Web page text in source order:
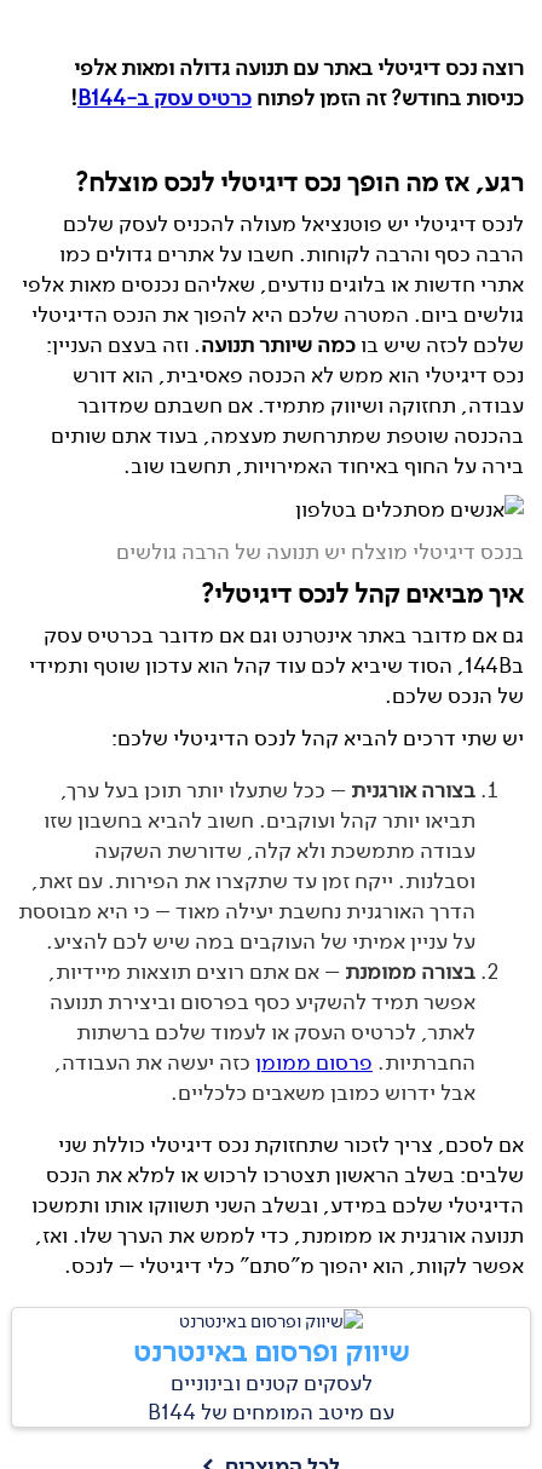
רוצה נכס דיגיטלי באתר עם תנועה גדולה ומאות אלפי
כניסות בחודש? זה הזמן לפתוח כרטיס עסק ב-B144 !
רגע, אז מה הופך נכס דיגיטלי לנכס מוצלח?
לנכס דיגיטלי יש פוטנציאל מעולה להכניס לעסק שלכם
הרבה כסף והרבה לקוחות. חשבו על אתרים גדולים כמו
אתרי חדשות או בלוגים נודעים, שאליהם נכנסים מאות אלפי
גולשים ביום. המטרה שלכם היא להפוך את הנכס הדיגיטלי
שלכם לכזה שיש בו כמה שיותר תנועה. וזה בעצם העניין:
נכס דיגיטלי הוא ממש לא הכנסה פאסיבית, הוא דורש
עבודה, תחזוקה ושיווק מתמיד. אם חשבתם שמדובר
בהכנסה שוטפת שמתרחשת מעצמה, בעוד אתם שותים
בירה על החוף באיחוד האמירויות, תחשבו שוב.
בנכס דיגיטלי מוצלח יש תנועה של הרבה גולשים
איך מביאים קהל לנכס דיגיטלי?
גם אם מדובר באתר אינטרנט וגם אם מדובר בכרטיס עסק
ב144B
, הסוד שיביא לכם עוד קהל הוא עדכון שוטף ותמידי
של הנכס שלכם.
יש שתי דרכים להביא קהל לנכס הדיגיטלי שלכם:
בצורה אורגנית – ככל שתעלו יותר תוכן בעל ערך,
תביאו יותר קהל ועוקבים. חשוב להביא בחשבון שזו
עבודה מתמשכת ולא קלה, שדורשת השקעה
וסבלנות. ייקח זמן עד שתקצרו את הפירות. עם זאת,
הדרך האורגנית נחשבת יעילה מאוד – כי היא מבוססת
על עניין אמיתי של העוקבים במה שיש לכם להציע.
בצורה ממומנת – אם אתם רוצים תוצאות מיידיות,
אפשר תמיד להשקיע כסף בפרסום וביצירת תנועה
לאתר, לכרטיס העסק או לעמוד שלכם ברשתות
החברתיות. פרסום ממומן כזה יעשה את העבודה,
אבל ידרוש כמובן משאבים כלכליים.
אם לסכם, צריך לזכור שתחזוקת נכס דיגיטלי כוללת שני
שלבים: בשלב הראשון תצטרכו לרכוש או למלא את הנכס
הדיגיטלי שלכם במידע, ובשלב השני תשווקו אותו ותמשכו
תנועה אורגנית או ממומנת, כדי לממש את הערך שלו. ואז,
אפשר לקוות, הוא יהפוך מ"סתם" כלי דיגיטלי – לנכס.
שיווק ופרסום באינטרנט
לעסקים קטנים ובינוניים
עם מיטב המומחים של B144